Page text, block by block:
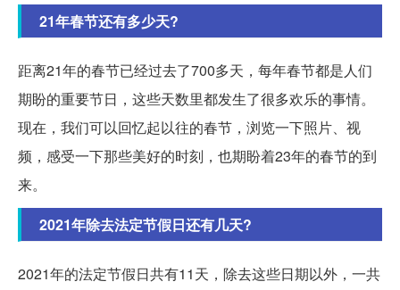
21年春节还有多少天?
距离21年的春节已经过去了700多天，每年春节都是人们
期盼的重要节日，这些天数里都发生了很多欢乐的事情。
现在，我们可以回忆起以往的春节，浏览一下照片、视
频，感受一下那些美好的时刻，也期盼着23年的春节的到
来。
2021年除去法定节假日还有几天?
2021年的法定节假日共有11天，除去这些日期以外，一共